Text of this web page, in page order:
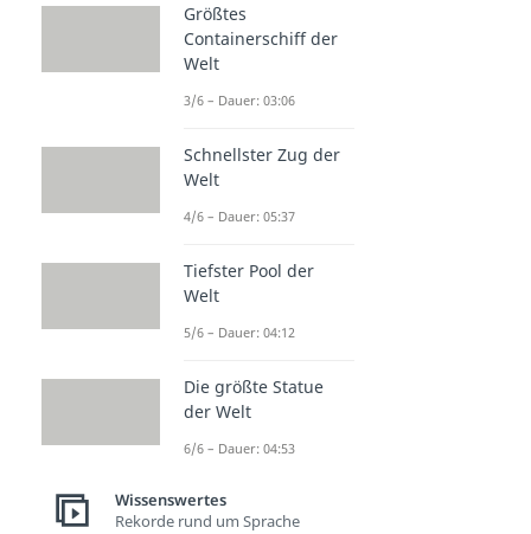
Größtes
Containerschiff der
Welt
3/6 – Dauer: 03:06
Schnellster Zug der
Welt
4/6 – Dauer: 05:37
Tiefster Pool der
Welt
5/6 – Dauer: 04:12
Die größte Statue
der Welt
6/6 – Dauer: 04:53
Wissenswertes
Rekorde rund um Sprache